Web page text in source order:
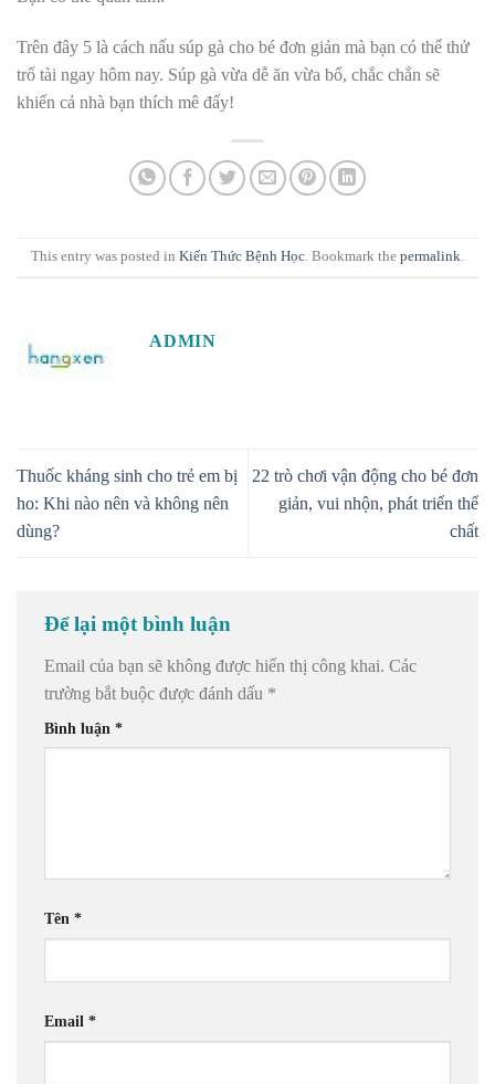
Trên đây 5 là cách nấu súp gà cho bé đơn giản mà bạn có thể thử
trổ tài ngay hôm nay. Súp gà vừa dễ ăn vừa bổ, chắc chắn sẽ
khiến cả nhà bạn thích mê đấy!
This entry was posted in Kiến Thức Bệnh Học. Bookmark the permalink.
ADMIN
Thuốc kháng sinh cho trẻ em bị
ho: Khi nào nên và không nên
dùng?
22 trò chơi vận động cho bé đơn
giản, vui nhộn, phát triển thể
chất
Để lại một bình luận
Email của bạn sẽ không được hiển thị công khai. Các
trường bắt buộc được đánh dấu *
Bình luận *
Tên *
Email *